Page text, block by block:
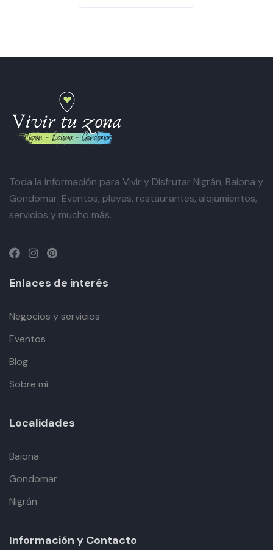
Toda la información para Vivir y Disfrutar Nigrán, Baiona y
Gondomar: Eventos, playas, restaurantes, alojamientos,
servicios y mucho más.
Enlaces de interés
Negocios y servicios
Eventos
Blog
Sobre mí
Localidades
Baiona
Gondomar
Nigrán
Información y Contacto